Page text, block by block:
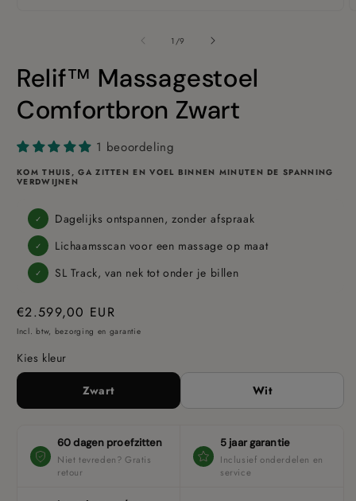
1 /van
9
Relif™ Massagestoel
Comfortbron Zwart
1 beoordeling
KOM THUIS, GA ZITTEN EN VOEL BINNEN MINUTEN DE SPANNING
VERDWIJNEN
✓ Dagelijks ontspannen, zonder afspraak
✓ Lichaamsscan voor een massage op maat
✓ SL Track, van nek tot onder je billen
Prijs
€2.599,00 EUR
Incl. btw, bezorging en garantie
Kies kleur
Zwart Wit
60 dagen proefzitten
Niet tevreden? Gratis
retour
5 jaar garantie
Inclusief onderdelen en
service